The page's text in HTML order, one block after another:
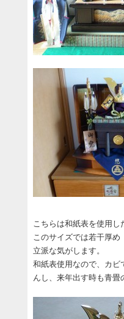
こちらは和紙表を使用し
このサイズでは若干厚
立派な気がします。
和紙表使用なので、カ
んし、来年出す時も青畳